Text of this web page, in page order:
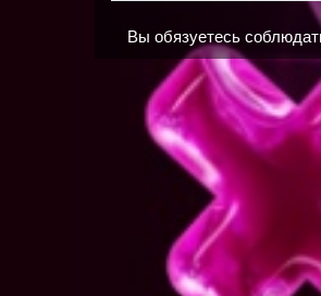
Вы обязуетесь